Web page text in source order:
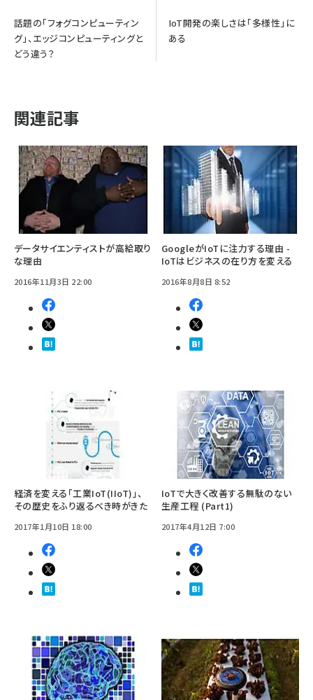
話題の「フォグコンピューティン
グ」、エッジコンピューティングと
どう違う？
IoT開発の楽しさは「多様性」に
ある
関連記事
データサイエンティストが高給取り
な理由
2016年11月3日 22:00
GoogleがIoTに注力する理由 -
IoTはビジネスの在り方を変える
2016年8月8日 8:52
経済を変える「工業IoT(IIoT)」、
その歴史をふり返るべき時がきた
2017年1月10日 18:00
IoTで大きく改善する無駄のない
生産工程 (Part1)
2017年4月12日 7:00